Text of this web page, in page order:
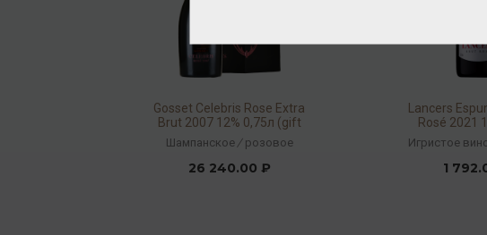
Gosset Celebris Rose Extra
Brut 2007 12% 0,75л (gift
box)
Шампанское / розовое
26 240.00 ₽
Lancers
Rosé 2021
Игристое
1